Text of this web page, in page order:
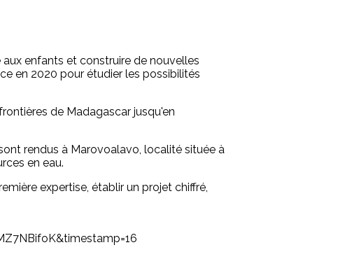
enfants et construire de nouvelles
en 2020 pour étudier les possibilités
de Madagascar jusqu'en
rendus à Marovoalavo, localité située à
en eau.
expertise, établir un projet chiffré,